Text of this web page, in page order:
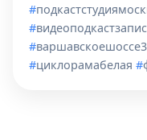
#
#
#
#циклорамабелая #